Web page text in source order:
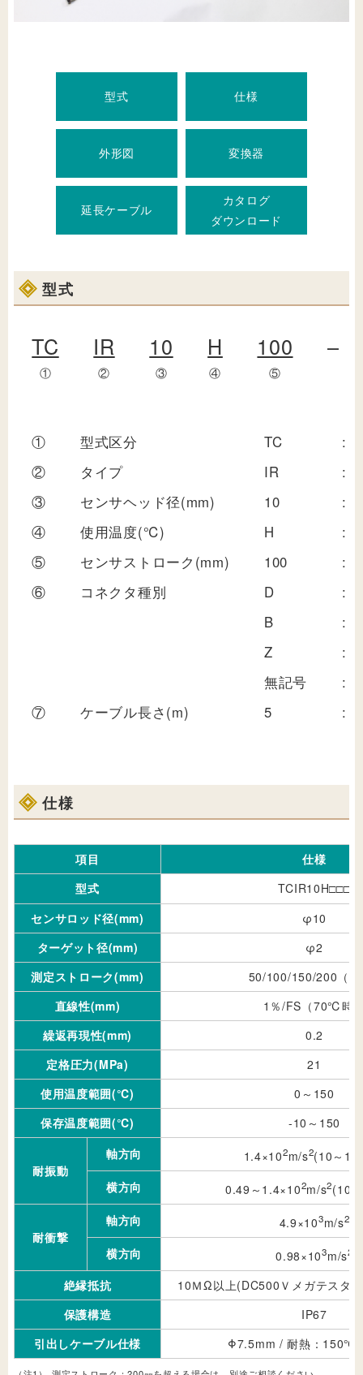
型式 仕様
外形図 変換器
延長ケーブル
カタログ
ダウンロード
型式
TC IR 10 H 100 –
① ② ③ ④ ⑤
① 型式区分 TC
:
②
タイプ IR
:
③
センサヘッド径(mm) 10
:
④
使用温度(℃) H
:
⑤
センサストローク(mm) 100
:
⑥
コネクタ種別 D
:
B
:
Z
:
無記号
:
⑦
ケーブル長さ(m) 5 :
仕様
項目
仕様
型式
TCIR10H□□□
センサロッド径(mm)
φ10
ターゲット径(mm)
φ2
測定ストローク(mm)
50/100/150/200（
直線性(mm)
1％/FS（70℃時
繰返再現性(mm)
0.2
定格圧力(MPa)
21
使用温度範囲(℃)
0～150
保存温度範囲(℃)
-10～150
耐振動
軸方向 1.4×102m/s2(10～
横方向
0.49～1.4×102m/s2(10
耐衝撃
軸方向 4.9×103m/s2
横方向 0.98×103m/s2
絶縁抵抗
10ＭΩ以上(DC500Ｖメガテスタ)
保護構造
IP67
引出しケーブル仕様
Φ7.5mm / 耐熱：150℃